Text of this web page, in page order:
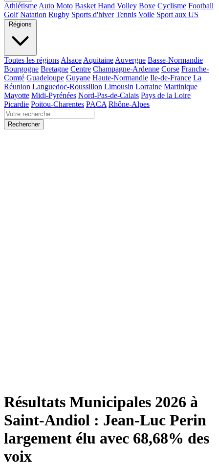
Athlétisme Auto Moto Basket Hand Volley Boxe Cyclisme Football
Golf Natation Rugby Sports d'hiver Tennis Voile Sport aux US
Régions
Toutes les régions Alsace Aquitaine Auvergne Basse-Normandie
Bourgogne Bretagne Centre Champagne-Ardenne Corse Franche-
Comté Guadeloupe Guyane Haute-Normandie Ile-de-France La
Réunion Languedoc-Roussillon Limousin Lorraine Martinique
Mayotte Midi-Pyrénées Nord-Pas-de-Calais Pays de la Loire
Picardie Poitou-Charentes PACA Rhône-Alpes
Rechercher
Résultats Municipales 2026 à
Saint-Andiol : Jean-Luc Perin
largement élu avec 68,68% des
voix